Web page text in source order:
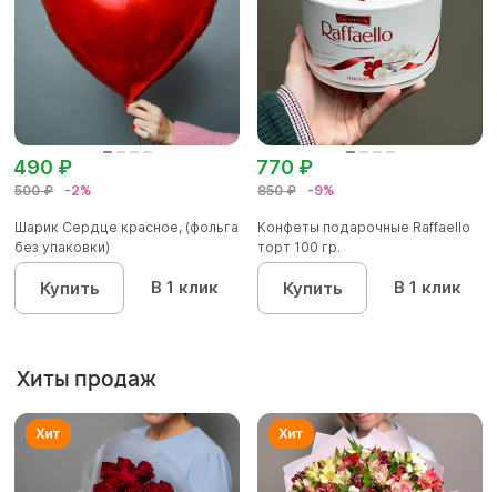
500 ₽ -2%
490 ₽
Шарик Сердце красное, (фольга
без упаковки)
Купить В 1 клик
850 ₽ -9%
770 ₽
Конфеты подарочные Raffaello
торт 100 гр.
Купить В 1 клик
Хиты продаж